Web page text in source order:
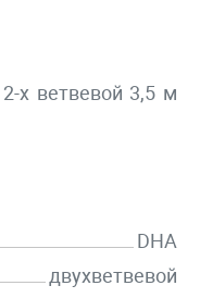
х ветвевой 3,5 м
DHA
двухветвевой